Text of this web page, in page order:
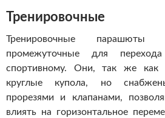
Тренировочные
Тренировочные парашюты
промежуточные для
спортивному. Они, так же как
круглые купола, но
прорезями и клапанами,
влиять на горизонтальное